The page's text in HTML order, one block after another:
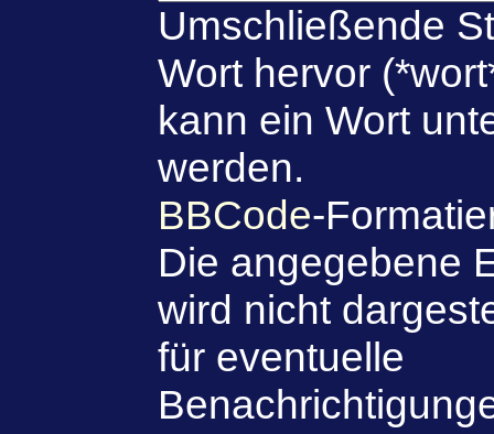
Umschließende
Wort hervor
kann ein Wort
werden.
BBCode-
Die angegebene
wird nicht
für eventuelle